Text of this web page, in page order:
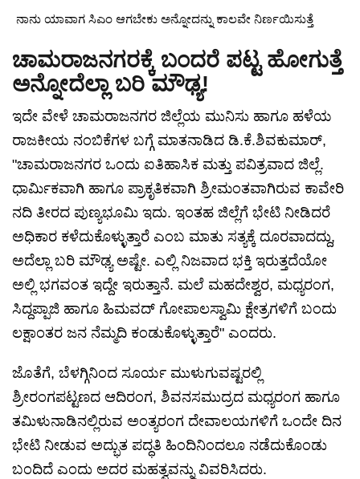
ನಾನು ಯಾವಾಗ ಸಿಎಂ ಆಗಬೇಕು ಅನ್ನೋದನ್ನು ಕಾಲವೇ ನಿರ್ಣಯಿಸುತ್ತೆ
ಚಾಮರಾಜನಗರಕ್ಕೆ ಬಂದರೆ ಪಟ್ಟ ಹೋಗುತ್ತೆ
ಅನ್ನೋದೆಲ್ಲಾ ಬರಿ ಮೌಢ್ಯ!
ಇದೇ ವೇಳೆ ಚಾಮರಾಜನಗರ ಜಿಲ್ಲೆಯ ಮುನಿಸು ಹಾಗೂ ಹಳೆಯ
ರಾಜಕೀಯ ನಂಬಿಕೆಗಳ ಬಗ್ಗೆ ಮಾತನಾಡಿದ ಡಿ.ಕೆ.ಶಿವಕುಮಾರ್,
"ಚಾಮರಾಜನಗರ ಒಂದು ಐತಿಹಾಸಿಕ ಮತ್ತು ಪವಿತ್ರವಾದ ಜಿಲ್ಲೆ.
ಧಾರ್ಮಿಕವಾಗಿ ಹಾಗೂ ಪ್ರಾಕೃತಿಕವಾಗಿ ಶ್ರೀಮಂತವಾಗಿರುವ ಕಾವೇರಿ
ನದಿ ತೀರದ ಪುಣ್ಯಭೂಮಿ ಇದು. ಇಂತಹ ಜಿಲ್ಲೆಗೆ ಭೇಟಿ ನೀಡಿದರೆ
ಅಧಿಕಾರ ಕಳೆದುಕೊಳ್ಳುತ್ತಾರೆ ಎಂಬ ಮಾತು ಸತ್ಯಕ್ಕೆ ದೂರವಾದದ್ದು,
ಅದೆಲ್ಲಾ ಬರಿ ಮೌಢ್ಯ ಅಷ್ಟೇ. ಎಲ್ಲಿ ನಿಜವಾದ ಭಕ್ತಿ ಇರುತ್ತದೆಯೋ
ಅಲ್ಲಿ ಭಗವಂತ ಇದ್ದೇ ಇರುತ್ತಾನೆ. ಮಲೆ ಮಹದೇಶ್ವರ, ಮಧ್ಯರಂಗ,
ಸಿದ್ದಪ್ಪಾಜಿ ಹಾಗೂ ಹಿಮವದ್ ಗೋಪಾಲಸ್ವಾಮಿ ಕ್ಷೇತ್ರಗಳಿಗೆ ಬಂದು
ಲಕ್ಷಾಂತರ ಜನ ನೆಮ್ಮದಿ ಕಂಡುಕೊಳ್ಳುತ್ತಾರೆ" ಎಂದರು.
ಜೊತೆಗೆ, ಬೆಳಗ್ಗಿನಿಂದ ಸೂರ್ಯ ಮುಳುಗುವಷ್ಟರಲ್ಲಿ
ಶ್ರೀರಂಗಪಟ್ಟಣದ ಆದಿರಂಗ, ಶಿವನಸಮುದ್ರದ ಮಧ್ಯರಂಗ ಹಾಗೂ
ತಮಿಳುನಾಡಿನಲ್ಲಿರುವ ಅಂತ್ಯರಂಗ ದೇವಾಲಯಗಳಿಗೆ ಒಂದೇ ದಿನ
ಭೇಟಿ ನೀಡುವ ಅದ್ಭುತ ಪದ್ಧತಿ ಹಿಂದಿನಿಂದಲೂ ನಡೆದುಕೊಂಡು
ಬಂದಿದೆ ಎಂದು ಅದರ ಮಹತ್ವವನ್ನು ವಿವರಿಸಿದರು.